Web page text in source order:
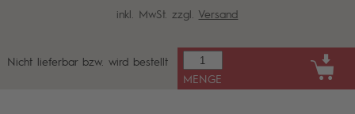
inkl. MwSt. zzgl. Versand
Nicht lieferbar bzw. wird bestellt
MENGE